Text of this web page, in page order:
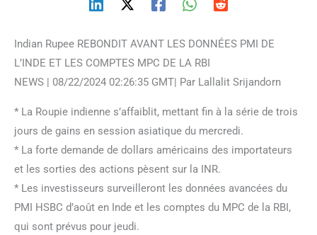
Indian Rupee REBONDIT AVANT LES DONNÉES PMI DE
L’INDE ET LES COMPTES MPC DE LA RBI
NEWS | 08/22/2024 02:26:35 GMT| Par Lallalit Srijandorn
* La Roupie indienne s’affaiblit, mettant fin à la série de trois
jours de gains en session asiatique du mercredi.
* La forte demande de dollars américains des importateurs
et les sorties des actions pèsent sur la INR.
* Les investisseurs surveilleront les données avancées du
PMI HSBC d’août en Inde et les comptes du MPC de la RBI,
qui sont prévus pour jeudi.